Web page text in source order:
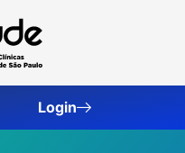
Login